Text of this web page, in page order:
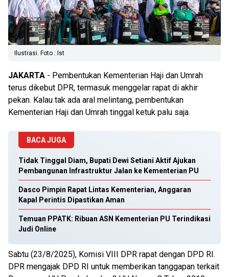
Ilustrasi. Foto : Ist
JAKARTA - Pembentukan Kementerian Haji dan Umrah
terus dikebut DPR, termasuk menggelar rapat di akhir
pekan. Kalau tak ada aral melintang, pembentukan
Kementerian Haji dan Umrah tinggal ketuk palu saja.
BACA JUGA
Tidak Tinggal Diam, Bupati Dewi Setiani Aktif Ajukan
Pembangunan Infrastruktur Jalan ke Kementerian PU
Dasco Pimpin Rapat Lintas Kementerian, Anggaran
Kapal Perintis Dipastikan Aman
Temuan PPATK: Ribuan ASN Kementerian PU Terindikasi
Judi Online
Sabtu (23/8/2025), Komisi VIII DPR rapat dengan DPD RI.
DPR mengajak DPD RI untuk memberikan tanggapan terkait